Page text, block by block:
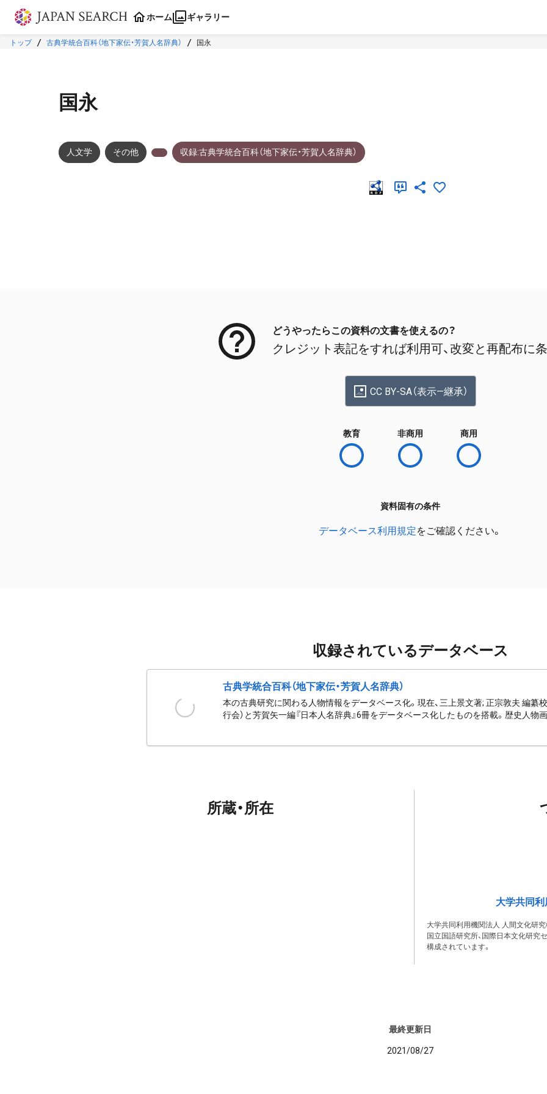
本文に飛ぶ
ホーム ギャラリー
トップ 古典学統合百科（地下家伝・芳賀人名辞典） 国永
国永
人文学 その他 収録:古典学統合百科（地下家伝・芳賀人名辞典）
どうやったらこの資料の文書を使えるの？
クレジット表記をすれば利用可、改変と再配布に
CC BY-SA（表示—継承）
教育 非商用 商用
資料固有の条件
データベース利用規定をご確認ください。
収録されているデータベース
古典学統合百科（地下家伝・芳賀人名辞典）
本の古典研究に関わる人物情報をデータベース化。現在、三上景文著; 正宗敦夫 編纂校
行会）と芳賀矢一編『日本人名辞典』6冊をデータベース化したものを搭載。歴史人物
所蔵・所在
大学共同
大学共同利用機関法人 人間文化研究
国立国語研究所、国際日本文化研究
構成されています。
最終更新日
2021/08/27